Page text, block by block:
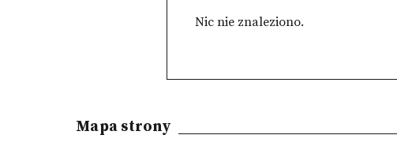
Nic nie znaleziono.
Mapa strony